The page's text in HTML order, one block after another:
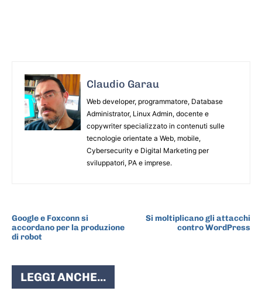
Claudio Garau
Web developer, programmatore, Database
Administrator, Linux Admin, docente e
copywriter specializzato in contenuti sulle
tecnologie orientate a Web, mobile,
Cybersecurity e Digital Marketing per
sviluppatori, PA e imprese.
Google e Foxconn si
accordano per la produzione
di robot
Si moltiplicano gli attacchi
contro WordPress
LEGGI ANCHE...